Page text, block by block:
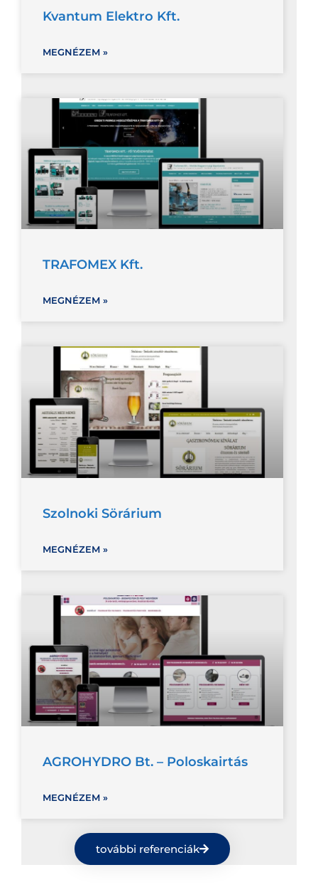
Kvantum Elektro Kft.
MEGNÉZEM »
TRAFOMEX Kft.
MEGNÉZEM »
Szolnoki Sörárium
MEGNÉZEM »
AGROHYDRO Bt. – Poloskairtás
MEGNÉZEM »
további referenciák